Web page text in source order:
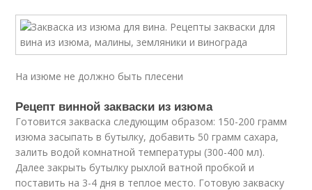
На изюме не должно быть плесени
Рецепт винной закваски из изюма
Готовится закваска следующим образом: 150-200 грамм
изюма засыпать в бутылку, добавить 50 грамм сахара,
залить водой комнатной температуры (300-400 мл).
Далее закрыть бутылку рыхлой ватной пробкой и
поставить на 3-4 дня в теплое место. Готовую закваску